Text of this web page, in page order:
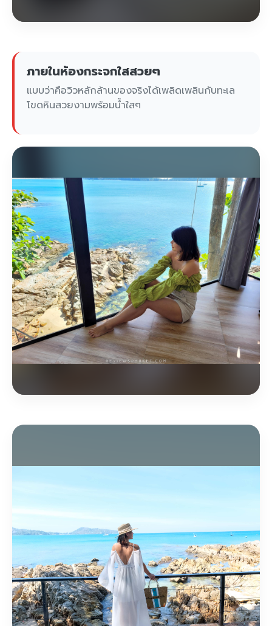
ภายในห้องกระจกใสสวยๆ
แบบว่าคือวิวหลักล้านของจริงได้เพลิดเพลินกับทะเล
โขดหินสวยงามพร้อมน้ำใสๆ